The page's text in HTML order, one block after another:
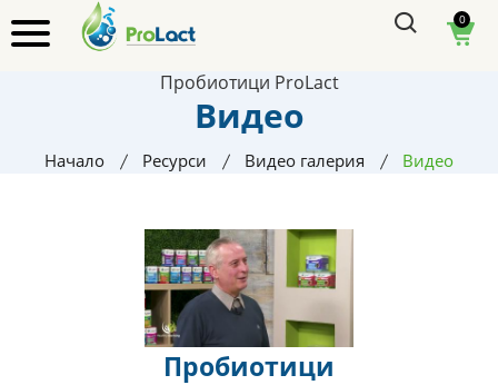
0
Пробиотици ProLact
Видео
Начало Ресурси Видео галерия Видео
Пробиотици